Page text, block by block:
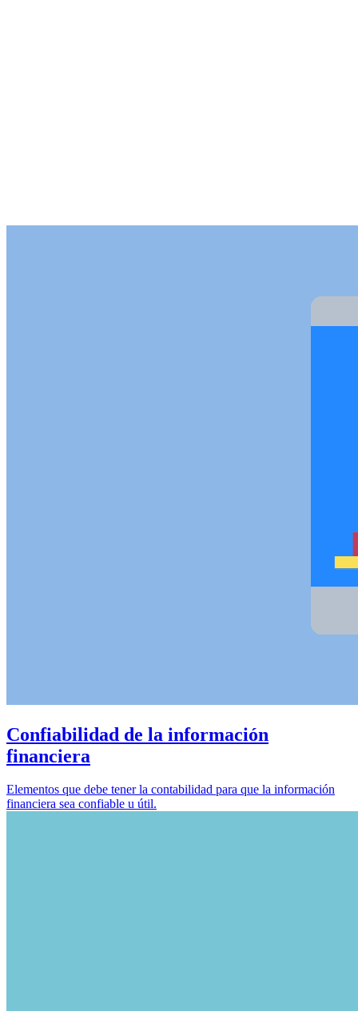
Confiabilidad de la información
financiera
Elementos que debe tener la contabilidad para que la información
financiera sea confiable u útil.